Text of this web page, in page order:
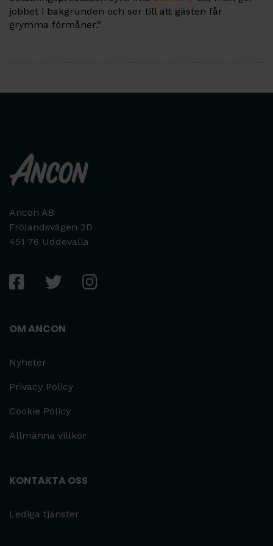
jobbet i bakgrunden och ser till att gästen får
grymma förmåner.”
Ancon AB
Frölandsvägen 2D
451 76 Uddevalla
OM ANCON
Nyheter
Privacy Policy
Cookie Policy
Allmänna villkor
KONTAKTA OSS
Lediga tjänster